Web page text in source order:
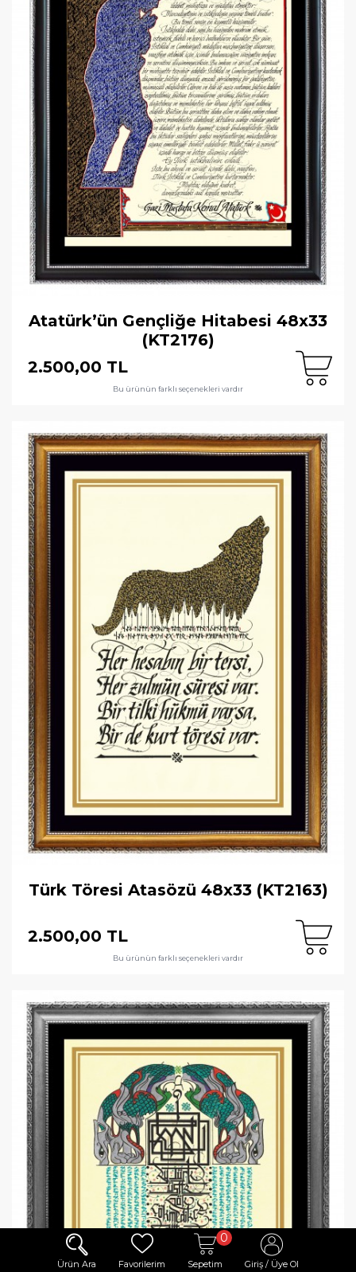
Ürün Ara Favorilerim
0
Sepetim Giriş / Üye Ol
Atatürk’ün Gençliğe Hitabesi 48x33
(KT2176)
2.500,00 TL
Bu ürünün farklı seçenekleri vardır
Türk Töresi Atasözü 48x33 (KT2163)
2.500,00 TL
Bu ürünün farklı seçenekleri vardır